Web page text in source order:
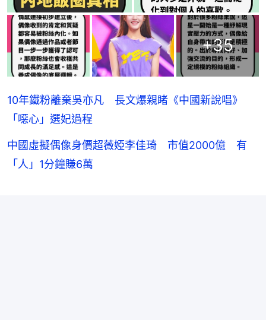
+35
10年鐵粉離棄吳亦凡 長文爆親睹《中國新說唱》
「噁心」選妃過程
中國虛擬偶像身價超薇婭李佳琦 市值2000億 有
「人」1分鐘賺6萬